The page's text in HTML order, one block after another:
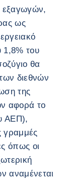
εξαγωγών,
ως
1,8% του
θα
διεθνών
της
αφορά το
ΑΕΠ),
γραμμές
όπως οι
αναμένεται